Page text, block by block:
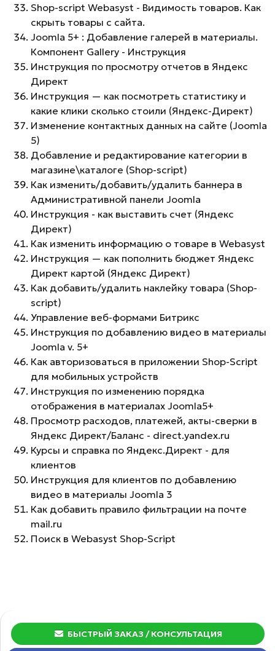
Shop-script Webasyst - Видимость товаров. Как
скрыть товары с сайта.
Joomla 5+ : Добавление галерей в материалы.
Компонент Gallery - Инструкция
Инструкция по просмотру отчетов в Яндекс
Директ
Инструкция — как посмотреть статистику и
какие клики сколько стоили (Яндекс-Директ)
Изменение контактных данных на сайте (Joomla
5)
Добавление и редактирование категории в
магазине\каталоге (Shop-script)
Как изменить/добавить/удалить баннера в
Административной панели Joomla
Инструкция - как выставить счет (Яндекс
Директ)
Как изменить информацию о товаре в Webasyst
Инструкция — как пополнить бюджет Яндекс
Директ картой (Яндекс Директ)
Как добавить/удалить наклейку товара (Shop-
script)
Управление веб-формами Битрикс
Инструкция по добавлению видео в материалы
Joomla v. 5+
Как авторизоваться в приложении Shop-Script
для мобильных устройств
Инструкция по изменению порядка
отображения в материалах Joomla5+
Просмотр расходов, платежей, акты-сверки в
Яндекс Директ/Баланс - direct.yandex.ru
Курсы и справка по Яндекс.Директ - для
клиентов
Инструкция для клиентов по добавлению
видео в материалы Joomla 3
Как добавить правило фильтрации на почте
mail.ru
Поиск в Webasyst Shop-Script
БЫСТРЫЙ ЗАКАЗ / КОНСУЛЬТАЦИЯ